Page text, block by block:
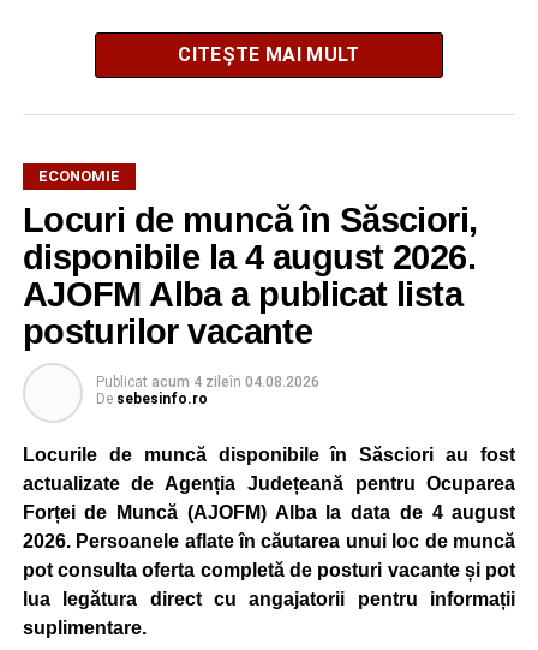
Potrivit unui comunicat al companiei, măsura va fi aplicată
gradual, în funcție de necesitățile sistemului energetic.
Reprezentanții Kronospan precizează că evoluția situației
este monitorizată permanent, iar activitatea va reveni la
capacitate normală imediat ce condițiile vor permite.
Compania dă asigurări că oprirea temporară a unor linii
de producție nu va afecta livrările către clienți.
Kronospan se numără printre cei mai mari consumatori de
energie electrică din România. O parte din necesarul
energetic este acoperită prin producția proprie de energie,
realizată cu ajutorul panourilor fotovoltaice și al unităților
de cogenerare.
Reprezentanții companiei afirmă că vor continua
colaborarea cu autoritățile și operatorii din domeniul
energetic pentru a contribui la depășirea perioadei dificile
CITEȘTE MAI MULT
ECONOMIE
Locuri de muncă în Săsciori,
disponibile la 4 august 2026.
AJOFM Alba a publicat lista
posturilor vacante
Publicat acum 4 zileîn 04.08.2026
De sebesinfo.ro
Locurile de muncă disponibile în Săsciori au fost
actualizate de Agenția Județeană pentru Ocuparea
Forței de Muncă (AJOFM) Alba la data de 4 august
2026. Persoanele aflate în căutarea unui loc de muncă
pot consulta oferta completă de posturi vacante și pot
lua legătura direct cu angajatorii pentru informații
suplimentare.